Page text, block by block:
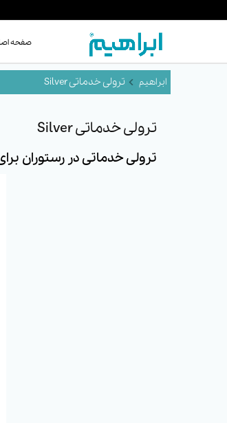
صفحه
ترولی خدماتی Silver
ترولی خدماتی Silver
ترولی خدماتی در رستوران